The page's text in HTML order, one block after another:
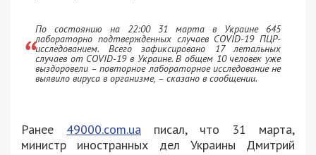
По состоянию на 22:00 31 марта в Украине 645
лабораторно подтвержденных случаев COVID-19 ПЦР-
исследованием. Всего зафиксировано 17 летальных
случаев от COVID-19 в Украине. В общем 10 человек уже
выздоровели – повторное лабораторное исследование не
выявило вируса в организме, – сказано в сообщении.
Ранее 49000.com.ua писал, что 31 марта,
министр иностранных дел Украины Дмитрий